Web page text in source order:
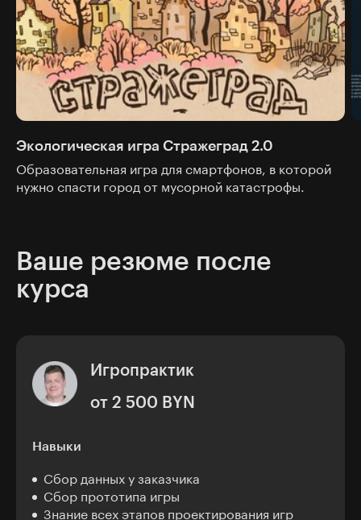
Экологическая игра Стражеград 2.0
Образовательная игра для смартфонов, в которой
нужно спасти город от мусорной катастрофы.
Ваше резюме после
курса
Игропрактик
от 2 500 BYN
Навыки
Сбор данных у заказчика
Сбор прототипа игры
Знание всех этапов проектирования игр